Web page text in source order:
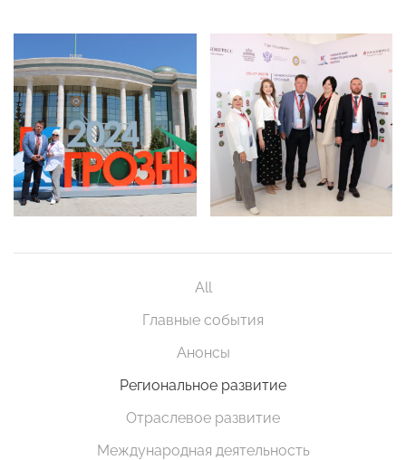
All
Главные события
Анонсы
Региональное развитие
Отраслевое развитие
Международная деятельность